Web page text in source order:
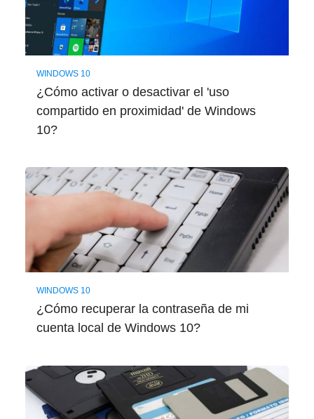
WINDOWS 10
¿Cómo activar o desactivar el 'uso
compartido en proximidad' de Windows
10?
WINDOWS 10
¿Cómo recuperar la contraseña de mi
cuenta local de Windows 10?